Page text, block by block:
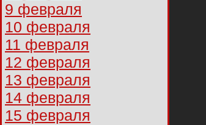
9 февраля
10 февраля
11 февраля
12 февраля
13 февраля
14 февраля
15 февраля